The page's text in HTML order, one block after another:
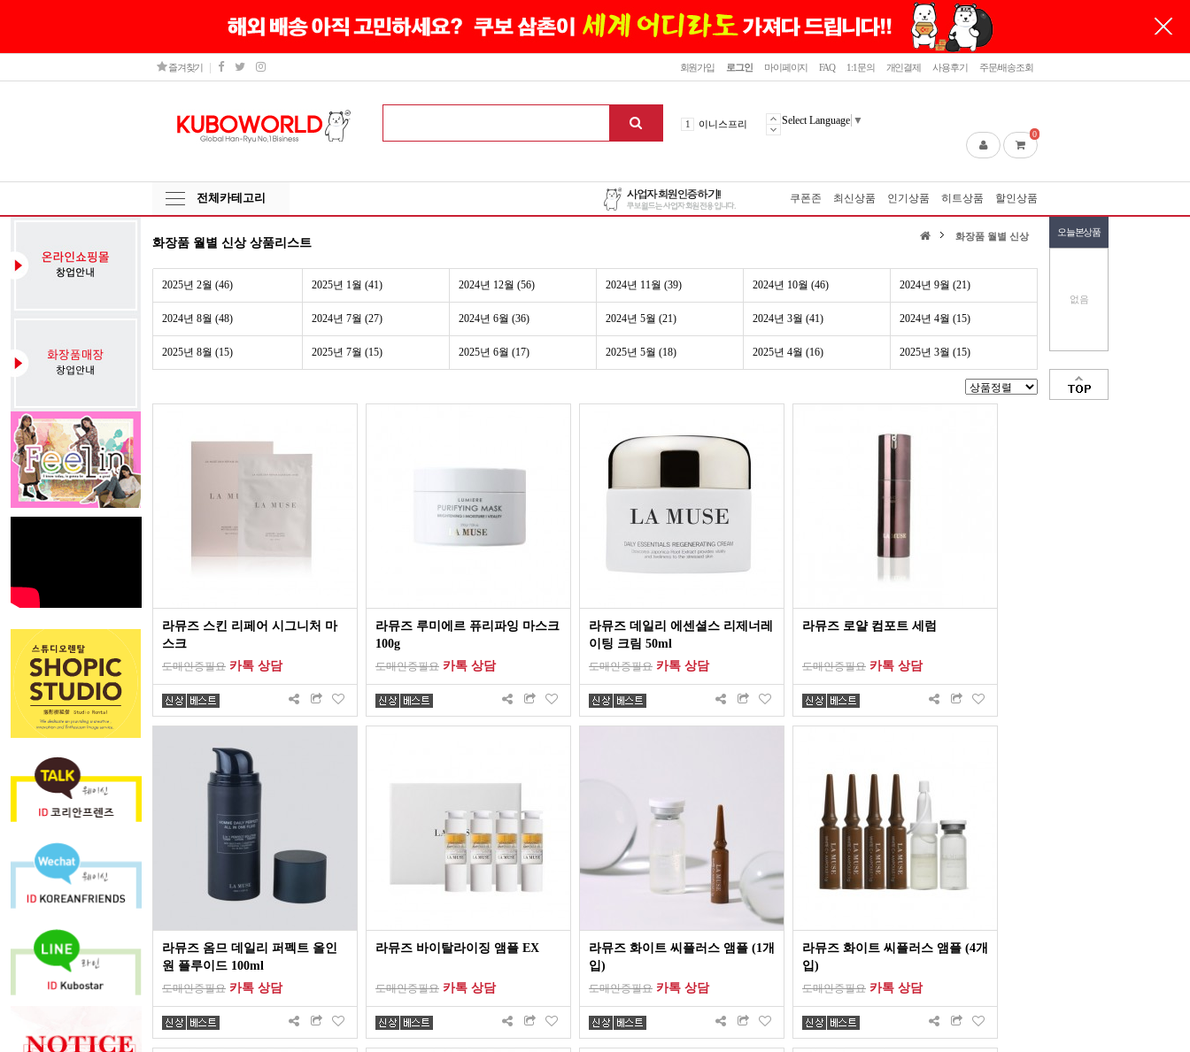
닫기
회원가입 로그인 마이페이지 FAQ 1:1문의 개인결제 사용후기 주문/배송조회
즐겨찾기
2 설화수
5 라네즈
6 헤라
Select Language ▼
0
전체카테고리 쿠폰존 최신상품 인기상품 히트상품 할인상품
화장품 월별 신상 상품리스트
오늘본상품
없음
화장품 월별 신상
2025년 2월 (46) 2025년 1월 (41) 2024년 12월 (56) 2024년 11월 (39) 2024년 10월 (46) 2024년 9월 (21)
2024년 8월 (48) 2024년 7월 (27) 2024년 6월 (36) 2024년 5월 (21) 2024년 3월 (41) 2024년 4월 (15)
2025년 8월 (15) 2025년 7월 (15) 2025년 6월 (17) 2025년 5월 (18) 2025년 4월 (16) 2025년 3월 (15)
라뮤즈 스킨 리페어 시그니처 마
스크
도매인증필요 카톡 상담
라뮤즈 루미에르 퓨리파잉 마스크
100g
도매인증필요 카톡 상담
라뮤즈 데일리 에센셜스 리제너레
이팅 크림 50ml
도매인증필요 카톡 상담
라뮤즈 로얄 컴포트 세럼
도매인증필요 카톡 상담
라뮤즈 옴므 데일리 퍼펙트 올인
원 플루이드 100ml
도매인증필요 카톡 상담
라뮤즈 바이탈라이징 앰플 EX
도매인증필요 카톡 상담
라뮤즈 화이트 씨플러스 앰플 (1개
입)
도매인증필요 카톡 상담
라뮤즈 화이트 씨플러스 앰플 (4개
입)
도매인증필요 카톡 상담